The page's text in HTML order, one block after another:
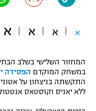
תקנון עבור פעילות
תקנון עבור פעילות ספורט 1 –
גיימינג E-Sports
פוטבול אמריקאי NFL
בייסבול MLB
א א א א
המחזור השלישי בשלב
במשחק המוקדם הפסידה
התקשתה בניצחון על
ללא יאניס וקוסטאס